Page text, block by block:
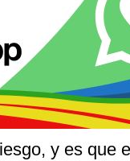
y es que el